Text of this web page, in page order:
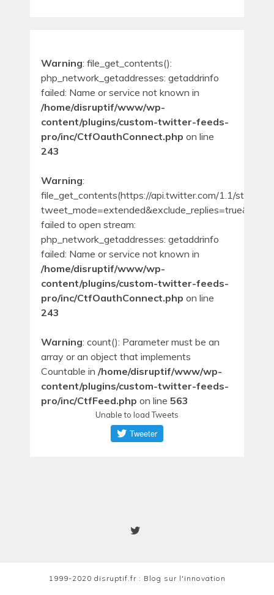
Warning: file_get_contents():
php_network_getaddresses: getaddrinfo
failed: Name or service not known in
/home/disruptif/www/wp-
content/plugins/custom-twitter-feeds-
pro/inc/CtfOauthConnect.php on line
243
Warning:
file_get_contents(https://api.twitter.com/1.1/
failed to open stream:
php_network_getaddresses: getaddrinfo
failed: Name or service not known in
/home/disruptif/www/wp-
content/plugins/custom-twitter-feeds-
pro/inc/CtfOauthConnect.php on line
243
Warning: count(): Parameter must be an
array or an object that implements
Countable in /home/disruptif/www/wp-
content/plugins/custom-twitter-feeds-
pro/inc/CtfFeed.php on line 563
Unable to load Tweets
1999-2020 disruptif.fr : Blog sur l'innovation